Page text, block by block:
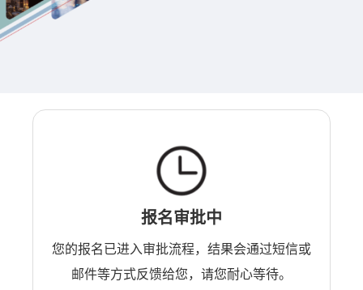
报名审批中
您的报名已进入审批流程，结果会通过短信或
邮件等方式反馈给您，请您耐心等待。